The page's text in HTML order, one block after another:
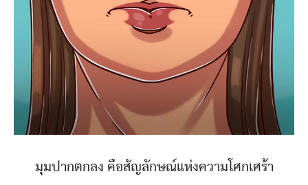
มุมปากตกลง คือสัญลักษณ์แห่งความโศกเศร้า